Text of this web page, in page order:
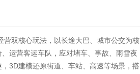
双核心玩法，以长途大巴、城市公交为核
运营客运车队，应对堵车、事故、雨雪夜
3D建模还原街道、车站、高速等场景，搭